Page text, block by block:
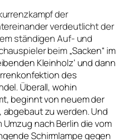
der
verdeutlicht der
ständigen Auf- und
beim„Sacken“ im
Kleinholz‘ und dann
des
Überall, wohin
beginnt von neuem der
abgebaut zu werden. Und
nach Berlin die vom
Schirmlampe gegen